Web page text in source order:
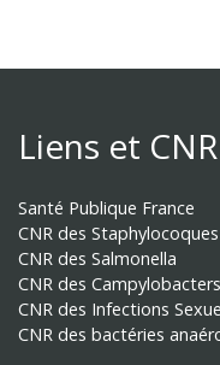
Liens et
Santé Publique France
CNR des Staphylocoques
CNR des Salmonella
CNR des
CNR des Infections
CNR des bactéries